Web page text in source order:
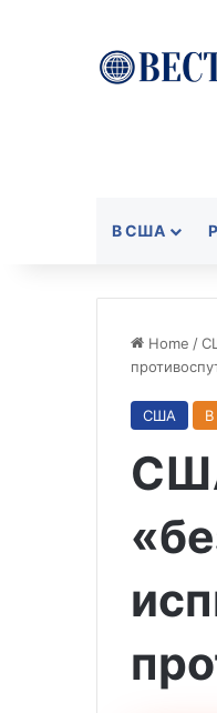
В США
Home /
США